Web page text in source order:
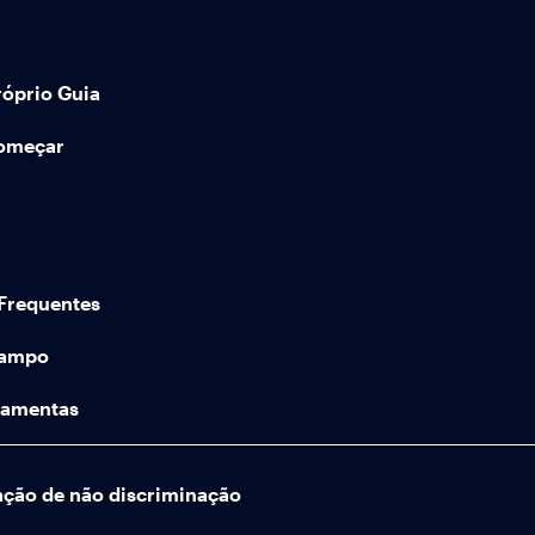
Guia
de não discriminação